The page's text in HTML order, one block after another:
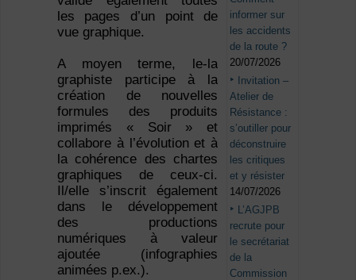
les pages d’un point de
vue graphique.
A moyen terme, le-la
graphiste participe à la
création de nouvelles
formules des produits
imprimés « Soir » et
collabore à l’évolution et à
la cohérence des chartes
graphiques de ceux-ci.
Il/elle s’inscrit également
dans le développement
des productions
numériques à valeur
ajoutée (infographies
animées p.ex.).
informer sur
les accidents
de la route ?
20/07/2026
Invitation –
Atelier de
Résistance :
s’outiller pour
déconstruire
les critiques
et y résister
14/07/2026
L’AGJPB
recrute pour
le secrétariat
de la
Commission